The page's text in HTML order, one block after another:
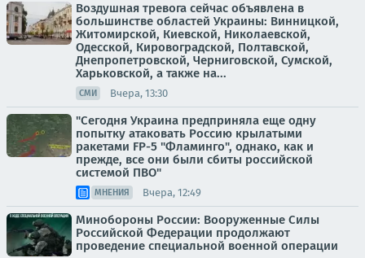
Воздушная тревога сейчас объявлена в
большинстве областей Украины: Винницкой,
Житомирской, Киевской, Николаевской,
Одесской, Кировоградской, Полтавской,
Днепропетровской, Черниговской, Сумской,
Харьковской, а также на...
СМИ Вчера, 13:30
"Сегодня Украина предприняла еще одну
попытку атаковать Россию крылатыми
ракетами FP-5 "Фламинго", однако, как и
прежде, все они были сбиты российской
системой ПВО"
МНЕНИЯ Вчера, 12:49
Минобороны России: Вооруженные Силы
Российской Федерации продолжают
проведение специальной военной операции